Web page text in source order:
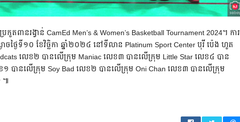
ពាន​រង្វាន់​​ CamEd Men’s & Women’s Basketball Tournament 2024​។​ ការ​
ច​ថ្ងៃ​ទី១០​ ខែ​វិច្ឆិកា​ ឆ្នាំ​២០២៤​ នៅ​ទីលាន​ Platinum Sport Center​ បុរី ប៉េង ហួត
លេខ២​ បាន​លើ​ក្រុម​ Maniac លេខ៣​ បាន​លើ​ក្រុម Little Star លេខ៤​ បាន​
បាន​លើ​ក្រុម​ Soy Bad លេខ២​ បាន​លើ​ក្រុម​ Oni Chan លេខ៣​ បាន​លើ​ក្រុម​
៕